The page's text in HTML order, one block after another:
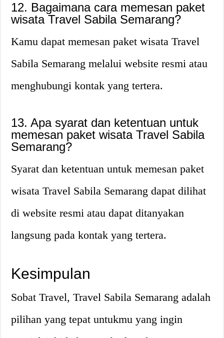
12. Bagaimana cara memesan paket
wisata Travel Sabila Semarang?
Kamu dapat memesan paket wisata Travel
Sabila Semarang melalui website resmi atau
menghubungi kontak yang tertera.
13. Apa syarat dan ketentuan untuk
memesan paket wisata Travel Sabila
Semarang?
Syarat dan ketentuan untuk memesan paket
wisata Travel Sabila Semarang dapat dilihat
di website resmi atau dapat ditanyakan
langsung pada kontak yang tertera.
Kesimpulan
Sobat Travel, Travel Sabila Semarang adalah
pilihan yang tepat untukmu yang ingin